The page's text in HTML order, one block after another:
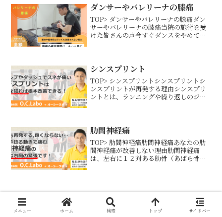
よって肘の内側が痛む...
ダンサーやバレリーナの膝痛
TOP> ダンサーやバレリーナの膝痛ダン
サーやバレリーナの膝痛当院の施術を受
けた皆さんの声今すぐダンスをやめて手
ましたが、多少の改善...
シンスプリント
TOP> シンスプリントシンスプリントシ
ンスプリントが再発する理由シンスプリ
ントとは、ランニングや繰り返しのジャ
ポーツ障害です。運動...
肋間神経痛
TOP> 肋間神経痛肋間神経痛あなたの肋
間神経痛が改善しない理由肋間神経痛
は、左右に１２対ある肋骨（あばら骨）
です。体を捻る動きや、...
メニュー ホーム 検索 トップ サイドバー